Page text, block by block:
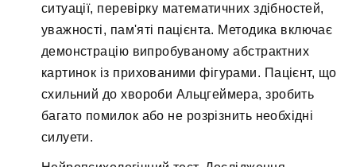
ситуації, перевірку математичних здібностей,
уважності, пам'яті пацієнта. Методика включає
демонстрацію випробуваному абстрактних
картинок із прихованими фігурами. Пацієнт, що
схильний до хвороби Альцгеймера, зробить
багато помилок або не розрізнить необхідні
силуети.